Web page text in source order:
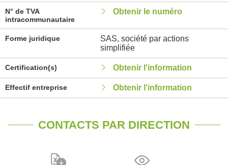
N° de TVA
intracommunautaire
Obtenir le numéro
Forme juridique
SAS, société par actions
simplifiée
Certification(s) Obtenir l'information
Effectif entreprise Obtenir l'information
CONTACTS PAR DIRECTION